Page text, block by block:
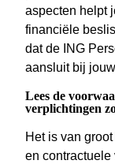
aspecten helpt
financiële
dat de ING
aansluit bij
Lees de
verplichtingen
Het is van
en